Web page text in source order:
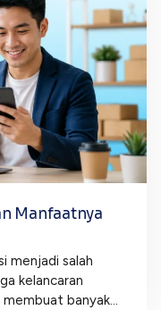
Manfaatnya
menjadi salah
kelancaran
banyak...